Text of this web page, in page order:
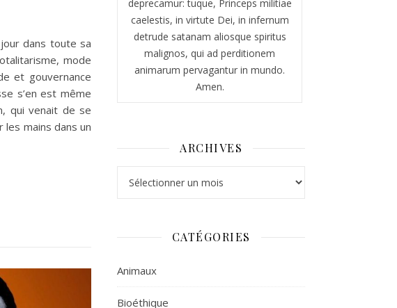
dans toute sa
mode
et gouvernance
s’en est même
qui venait de se
mains dans un
deprecamur: tuque, Princeps militiae
caelestis, in virtute Dei, in infernum
detrude satanam aliosque spiritus
malignos, qui ad perditionem
animarum pervagantur in mundo.
Amen.
ARCHIVES
CATÉGORIES
Animaux
Bioéthique